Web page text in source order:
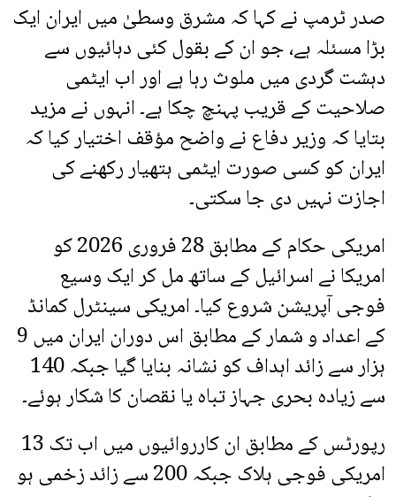
صدر ٹرمپ نے کہا کہ مشرق وسطیٰ میں ایران ایک
بڑا مسئلہ ہے، جو ان کے بقول کئی دہائیوں سے
دہشت گردی میں ملوث رہا ہے اور اب ایٹمی
صلاحیت کے قریب پہنچ چکا ہے۔ انہوں نے مزید
بتایا کہ وزیر دفاع نے واضح مؤقف اختیار کیا کہ
ایران کو کسی صورت ایٹمی ہتھیار رکھنے کی
اجازت نہیں دی جا سکتی۔
امریکی حکام کے مطابق 28 فروری 2026 کو
امریکا نے اسرائیل کے ساتھ مل کر ایک وسیع
فوجی آپریشن شروع کیا۔ امریکی سینٹرل کمانڈ
کے اعداد و شمار کے مطابق اس دوران ایران میں 9
ہزار سے زائد اہداف کو نشانہ بنایا گیا جبکہ 140
سے زیادہ بحری جہاز تباہ یا نقصان کا شکار ہوئے۔
رپورٹس کے مطابق ان کارروائیوں میں اب تک 13
امریکی فوجی ہلاک جبکہ 200 سے زائد زخمی ہو